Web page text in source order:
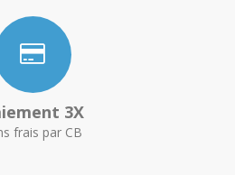
3X
frais par CB